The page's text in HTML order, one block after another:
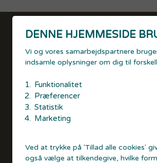
DENNE HJEMMESIDE
Vi og vores samarbejdspartnere
indsamle oplysninger om dig til
Funktionalitet
Præferencer
Statistik
Marketing
Ved at trykke på 'Tillad alle cookies'
også vælge at tilkendegive, hvilke